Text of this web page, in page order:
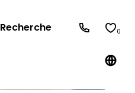
Recherche 0